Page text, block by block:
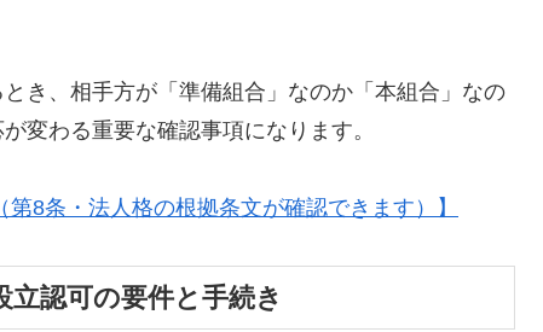
き、相手方が「準備組合」なのか「本組合」なの
変わる重要な確認事項になります。
8条・法人格の根拠条文が確認できます）】
認可の要件と手続き